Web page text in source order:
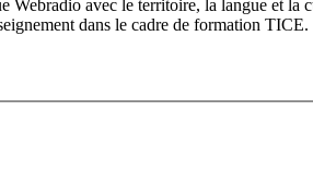
avec le territoire, la langue et la
dans le cadre de formation TICE.